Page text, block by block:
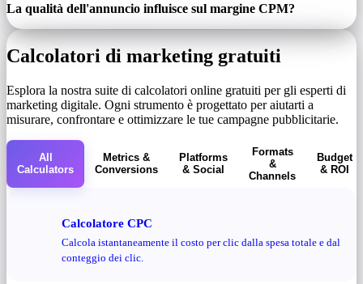
La qualità dell'annuncio influisce sul margine CPM?
Calcolatori di marketing gratuiti
Esplora la nostra suite di calcolatori online gratuiti per gli esperti di
marketing digitale. Ogni strumento è progettato per aiutarti a
misurare, confrontare e ottimizzare le tue campagne pubblicitarie.
All
Calculators
Metrics &
Conversions
Platforms
& Social
Formats
&
Channels
Budget
& ROI
Calcolatore CPC
Calcola istantaneamente il costo per clic dalla spesa totale e dal
conteggio dei clic.